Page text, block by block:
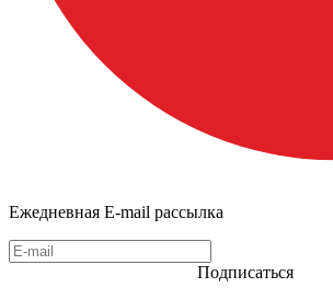
Ежедневная E-mail рассылка
Подписаться